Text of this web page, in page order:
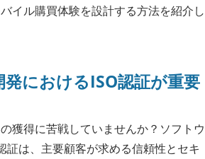
イル購買体験を設計する方法を紹介し
におけるISO認証が重要
獲得に苦戦していませんか？ソフトウ
証は、主要顧客が求める信頼性とセキ